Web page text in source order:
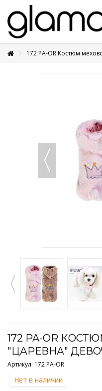
+7 495 1250410
172 PA-OR Костюм
172 PA-OR
"ЦАРЕВНА"
Артикул: 172 PA-OR
Нет в наличии